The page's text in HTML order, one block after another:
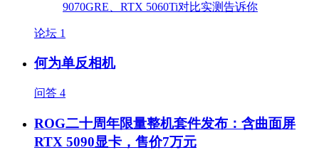
论坛 1
何为单反相机
问答 4
ROG二十周年限量整机套件发布：含曲面屏
RTX 5090显卡，售价7万元